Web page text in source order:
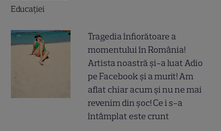
Tragedia înfiorătoare a
momentului în România!
Artista noastră și-a luat Adio
pe Facebook și a murit! Am
aflat chiar acum și nu ne mai
revenim din șoc! Ce i s-a
întâmplat este crunt